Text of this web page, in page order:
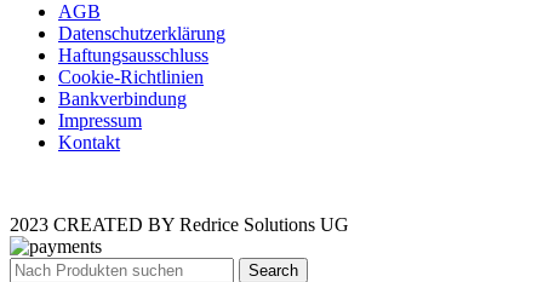
AGB
Datenschutzerklärung
Haftungsausschluss
Cookie-Richtlinien
Bankverbindung
Impressum
Kontakt
2023 CREATED BY Redrice Solutions UG
Search